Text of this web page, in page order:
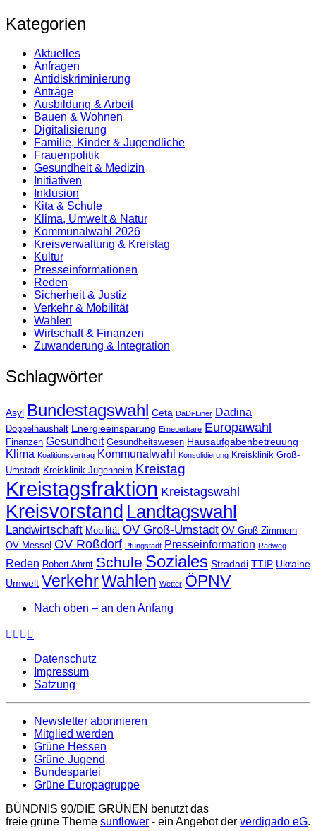
Kategorien
Aktuelles
Anfragen
Antidiskrimi­nierung
Anträge
Ausbildung & Arbeit
Bauen & Wohnen
Digitalisierung
Familie, Kinder & Jugendliche
Frauenpolitik
Gesundheit & Medizin
Initiativen
Inklusion
Kita & Schule
Klima, Umwelt & Natur
Kommunalwahl 2026
Kreisverwaltung & Kreistag
Kultur
Presse­informationen
Reden
Sicherheit & Justiz
Verkehr & Mobilität
Wahlen
Wirtschaft & Finanzen
Zuwanderung & Integration
Schlagwörter
Asyl Bundestagswahl Ceta DaDi-Liner Dadina
Doppelhaushalt Energieeinsparung Erneuerbare Europawahl
Finanzen Gesundheit Gesundheitswesen Hausaufgabenbetreuung
Klima Koalitionsvertrag Kommunalwahl Konsolidierung Kreisklinik Groß-
Umstadt Kreisklinik Jugenheim Kreistag
Kreistagsfraktion Kreistagswahl
Kreisvorstand Landtagswahl
Landwirtschaft Mobilität OV Groß-Umstadt OV Groß-Zimmern
OV Messel OV Roßdorf Pfungstadt Presseinformation Radweg
Reden Robert Ahrnt Schule Soziales Stradadi TTIP Ukraine
Umwelt VerkehrWahlen Wetter ÖPNV
Nach oben – an den Anfang
Datenschutz
Impressum
Satzung
Newsletter abonnieren
Mitglied werden
Grüne Hessen
Grüne Jugend
Bundespartei
Grüne Europagruppe
BÜNDNIS 90/DIE GRÜNEN benutzt das
freie grüne Theme sunflower ‐ ein Angebot der verdigado eG.